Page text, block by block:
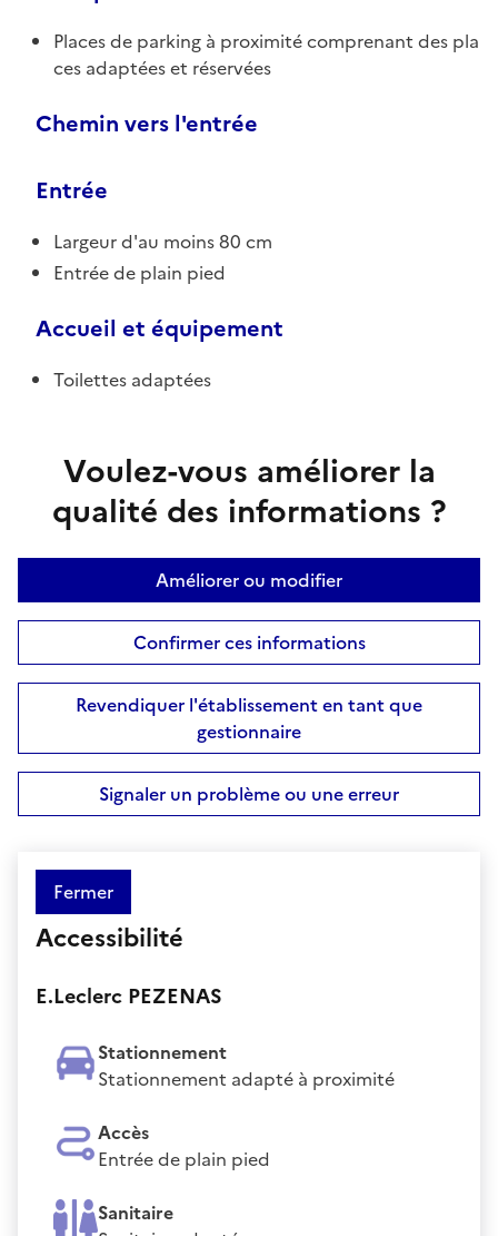
Places de parking à proximité comprenant des pla
ces adaptées et réservées
Chemin vers l'entrée
Entrée
Largeur d'au moins 80 cm
Entrée de plain pied
Accueil et équipement
Toilettes adaptées
Voulez-vous améliorer la
qualité des informations ?
Améliorer ou modifier
Confirmer ces informations
Revendiquer l'établissement en tant que
gestionnaire
Signaler un problème ou une erreur
Fermer
Accessibilité
E.Leclerc PEZENAS
Stationnement
Stationnement adapté à proximité
Accès
Entrée de plain pied
Sanitaire